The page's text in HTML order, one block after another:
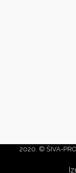
2020. © ŠIVA-